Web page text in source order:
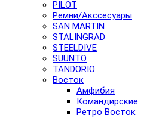
PILOT
Pемни/Акссесуары
SAN MARTIN
STALINGRAD
STEELDIVE
SUUNTO
TANDORIO
Восток
Амфибия
Командирские
Ретро Восток